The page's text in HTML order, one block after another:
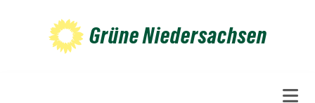
Grüne Niedersachsen